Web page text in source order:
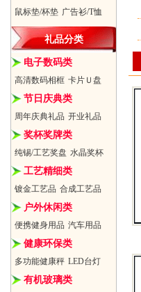
鼠标垫/杯垫 广告衫/T恤
礼品分类
电子数码类
高清数码相框 卡片Ｕ盘
节日庆典类
周年庆典礼品 开业礼品
奖杯奖牌类
纯锡/工艺奖盘 水晶奖杯
工艺精细类
镀金工艺品 合成工艺品
户外休闲类
便携健身用品 汽车用品
健康环保类
多功能健康秤 LED台灯
有机玻璃类